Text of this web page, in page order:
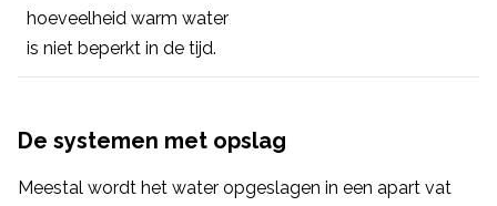
hoeveelheid warm water
is niet beperkt in de tijd.
De systemen met opslag
Meestal wordt het water opgeslagen in een apart vat